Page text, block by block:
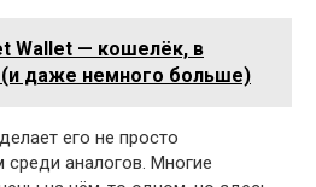
Wallet — кошелёк, в
даже немного больше)
его не просто
аналогов. Многие